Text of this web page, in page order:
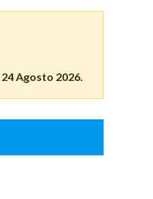
24 Agosto 2026.